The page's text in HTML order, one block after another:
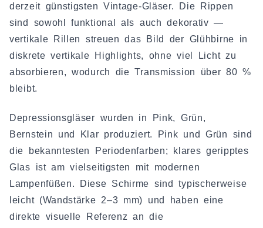
derzeit günstigsten Vintage-Gläser. Die Rippen
sind sowohl funktional als auch dekorativ —
vertikale Rillen streuen das Bild der Glühbirne in
diskrete vertikale Highlights, ohne viel Licht zu
absorbieren, wodurch die Transmission über 80 %
bleibt.
Depressionsgläser wurden in Pink, Grün,
Bernstein und Klar produziert. Pink und Grün sind
die bekanntesten Periodenfarben; klares geripptes
Glas ist am vielseitigsten mit modernen
Lampenfüßen. Diese Schirme sind typischerweise
leicht (Wandstärke 2–3 mm) und haben eine
direkte visuelle Referenz an die